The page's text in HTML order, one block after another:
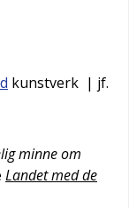
kunstverk | jf.
minne om
Landet med de